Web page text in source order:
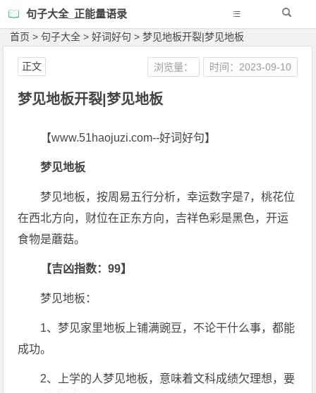
句子大全_正能量语录
首页 >句子大全 >好词好句 >梦见地板开裂|梦见地板
梦见地板开裂|梦见地板
浏览量： 时间：2023-09-10
正文
【www.51haojuzi.com--好词好句】
梦见地板
梦见地板，按周易五行分析，幸运数字是7，桃花位
在西北方向，财位在正东方向，吉祥色彩是黑色，开运
食物是蘑菇。
【吉凶指数：99】
梦见地板：
1、梦见家里地板上铺满豌豆，不论干什么事，都能
成功。
2、上学的人梦见地板，意味着文科成绩欠理想，要